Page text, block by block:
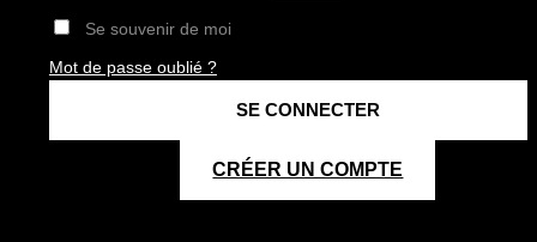
Se souvenir de moi
Mot de passe oublié ?
CRÉER UN COMPTE